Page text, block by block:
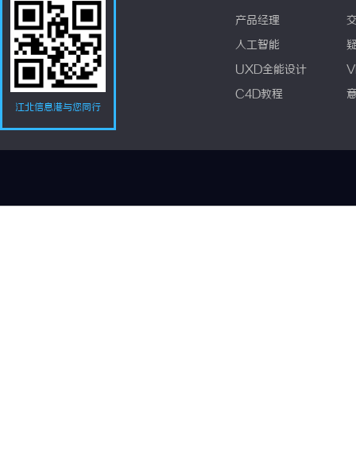
江北信息港与您同行
产品经理
人工智能
UXD全能设计
C4D教程